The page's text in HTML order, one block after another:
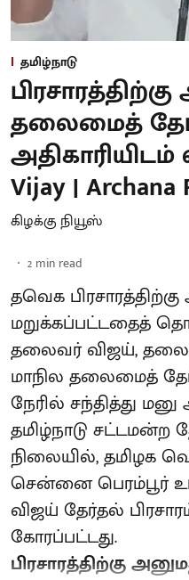
தமிழ்நாடு
தலைமைத்
Vijay | Archana
கிழக்கு நியூஸ்
2 min read
தவெக
மறுக்கப்பட்டதைத்
தலைவர் விஜய்,
மாநில தலைமைத்
நேரில் சந்தித்து
தமிழ்நாடு சட்டமன்ற
நிலையில், தமிழக
சென்னை பெரம்பூர்
விஜய் தேர்தல்
கோரப்பட்டது.
பிரசாரத்திற்கு